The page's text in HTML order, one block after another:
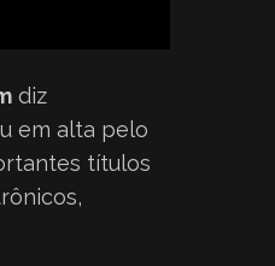
diz
em alta pelo
títulos